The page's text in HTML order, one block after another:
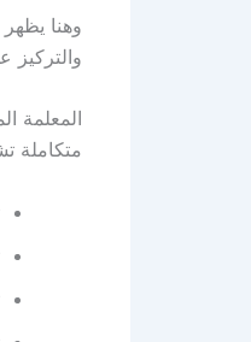
وهنا يظهر
والتركيز
المعلمة
متكاملة